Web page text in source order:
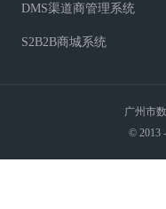
DMS渠道商管理系统
S2B2B商城系统
广州市
© 2013